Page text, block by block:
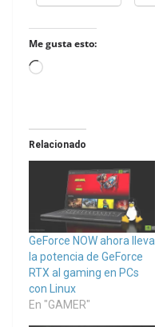
Me gusta esto:
Loading…
Relacionado
GeForce NOW ahora lleva
la potencia de GeForce
RTX al gaming en PCs
con Linux
En "GAMER"